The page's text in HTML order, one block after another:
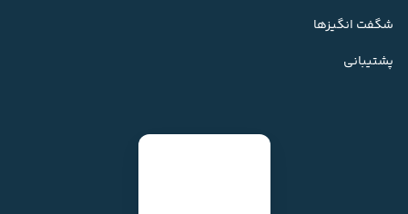
شگفت انگیزها
پشتیبانی